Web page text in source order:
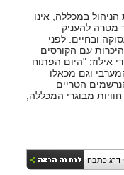
במכללה, אינו
מטרה להעניק
ובחיים. לפני
עם הקורסים
אילוז: "היום הפתוח
וגם מכאלו
הטריים
מבוגרי המכללה,
דרג כתבה